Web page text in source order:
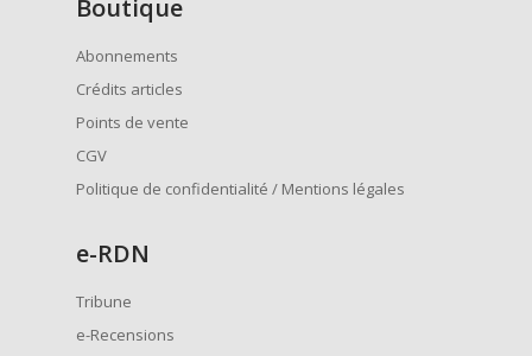
Boutique
Abonnements
Crédits articles
Points de vente
CGV
Politique de confidentialité / Mentions légales
e-RDN
Tribune
e-Recensions